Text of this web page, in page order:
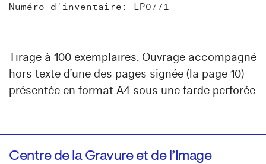
Numéro d'inventaire: LP0771
Tirage à 100 exemplaires. Ouvrage accompagné
hors texte d’une des pages signée (la page 10)
présentée en format A4 sous une farde perforée
Centre de la Gravure et de l’Image